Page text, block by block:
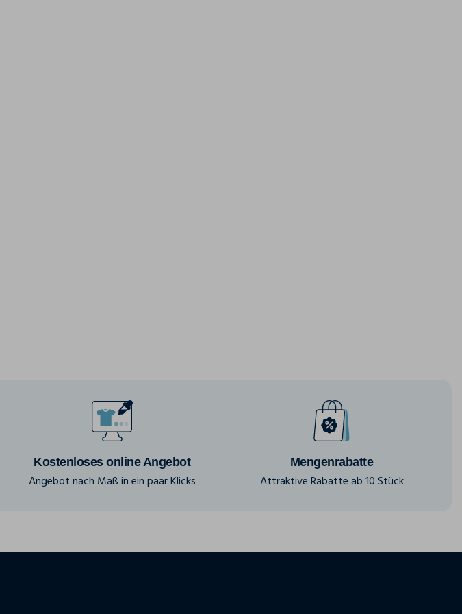
Kostenloses online Angebot
Angebot nach Maß in ein paar Klicks
Mengenrabatte
Attraktive Rabatte ab 10 Stück